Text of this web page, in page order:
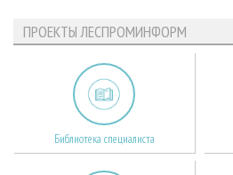
ПРОЕКТЫ ЛЕСПРОМИНФОРМ
Библиотека специалиста